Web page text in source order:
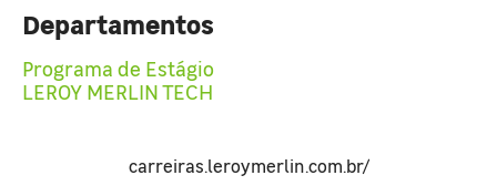
Departamentos
Programa de Estágio
LEROY MERLIN TECH
carreiras.leroymerlin.com.br/